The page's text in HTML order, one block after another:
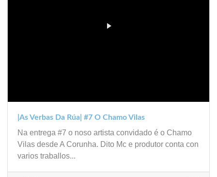
|As Verbas Da Rúa| #7 O Chamo Vilas
Na entrega #7 o noso artista convidado é o Chamo
Vilas desde A Corunha. Dito Mc e produtor conta con
varios traballos...